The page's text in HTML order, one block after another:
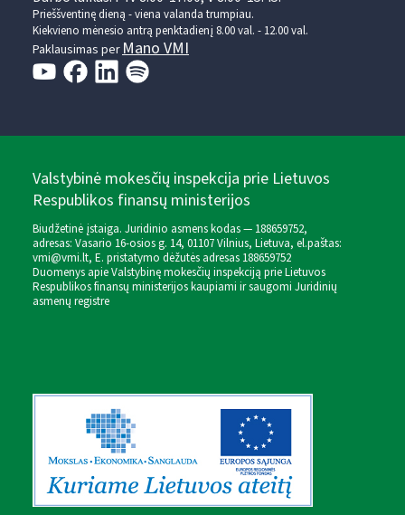
Prieššventinę dieną - viena valanda trumpiau.
Kiekvieno mėnesio antrą penktadienį 8.00 val. - 12.00 val.
Paklausimas perMano VMI
Valstybinė mokesčių inspekcija prie Lietuvos
Respublikos finansų ministerijos
Biudžetinė įstaiga. Juridinio asmens kodas — 188659752,
adresas: Vasario 16-osios g. 14, 01107 Vilnius, Lietuva, el.paštas:
vmi@vmi.lt, E. pristatymo dėžutės adresas 188659752
Duomenys apie Valstybinę mokesčių inspekciją prie Lietuvos
Respublikos finansų ministerijos kaupiami ir saugomi Juridinių
asmenų registre